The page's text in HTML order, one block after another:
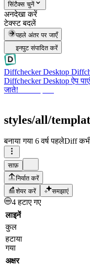
सिंटैक्स चुनें
अनदेखा करें
टेक्स्ट बदलें
पहले अंतर पर जाएँ
इनपुट संपादित करें
Diffchecker Desktop
Diffchecker Desktop ऐप
जाते!
styles/all/
बनाया गया 6 वर्ष पहलेDiff कभी
साफ़
निर्यात करें
शेयर करें
समझाएं
4 हटाए गए
लाइनें
कुल
हटाया
गया
अक्षर